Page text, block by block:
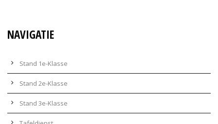
NAVIGATIE
Stand 1e-Klasse
Stand 2e-Klasse
Stand 3e-Klasse